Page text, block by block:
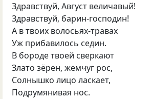
Здравствуй, Август величавый!
Здравствуй, барин-господин!
А в твоих волосьях-травах
Уж прибавилось седин.
В бороде твоей сверкают
Злато зёрен, жемчуг рос,
Солнышко лицо ласкает,
Подрумянивая нос.